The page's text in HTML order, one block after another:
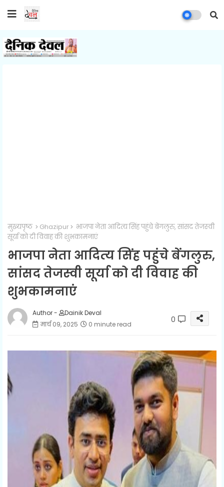
मुख्यपृष्ठ Ghazipur
भाजपा नेता आदित्‍य सिंह पहुंचे बेंगलुरु, सांसद तेजस्‍वी
सूर्या को दी विवाह की शुभकामनाएं
भाजपा नेता आदित्‍य सिंह पहुंचे बेंगलुरु,
सांसद तेजस्‍वी सूर्या को दी विवाह की
शुभकामनाएं
Author -
Dainik Deval
मार्च 09, 2025
0 minute read 0